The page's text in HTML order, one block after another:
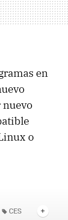
en
o
CES